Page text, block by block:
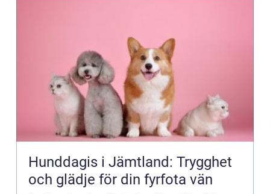
Hunddagis i Jämtland: Trygghet
och glädje för din fyrfota vän